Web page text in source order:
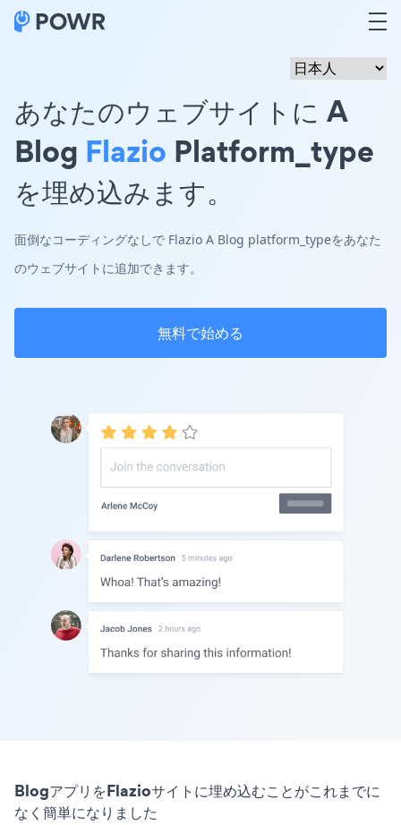
あなたのウェブサイトに A
Blog Flazio Platform_type
を埋め込みます。
面倒なコーディングなしで Flazio A Blog platform_typeをあなた
のウェブサイトに追加できます。
無料で始める
BlogアプリをFlazioサイトに埋め込むことがこれまでに
なく簡単になりました